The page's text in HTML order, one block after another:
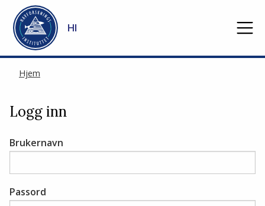
Gå til hovedinnhold
HI
Hjem
Logg inn
Brukernavn
Passord